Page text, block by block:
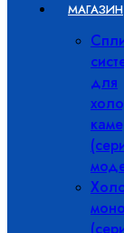
МАГАЗИН
для